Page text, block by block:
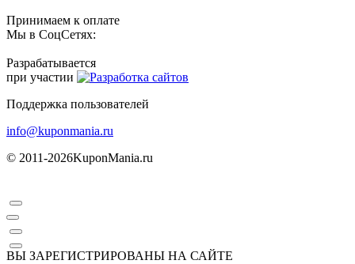
Принимаем к оплате
Мы в СоцСетях:
Разрабатывается
при участии
Поддержка пользователей
info@kuponmania.ru
© 2011-2026KuponMania.ru
ВЫ ЗАРЕГИСТРИРОВАНЫ НА САЙТЕ